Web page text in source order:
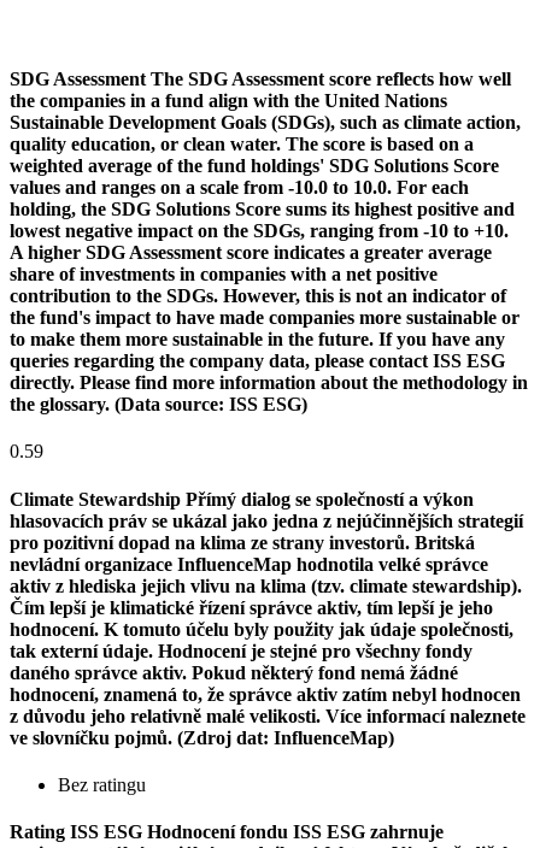
SDG Assessment The SDG Assessment score reflects how well
the companies in a fund align with the United Nations
Sustainable Development Goals (SDGs), such as climate action,
quality education, or clean water. The score is based on a
weighted average of the fund holdings' SDG Solutions Score
values and ranges on a scale from -10.0 to 10.0. For each
holding, the SDG Solutions Score sums its highest positive and
lowest negative impact on the SDGs, ranging from -10 to +10.
A higher SDG Assessment score indicates a greater average
share of investments in companies with a net positive
contribution to the SDGs. However, this is not an indicator of
the fund's impact to have made companies more sustainable or
to make them more sustainable in the future. If you have any
queries regarding the company data, please contact ISS ESG
directly. Please find more information about the methodology in
the glossary. (Data source: ISS ESG)
0.59
Climate Stewardship Přímý dialog se společností a výkon
hlasovacích práv se ukázal jako jedna z nejúčinnějších strategií
pro pozitivní dopad na klima ze strany investorů. Britská
nevládní organizace InfluenceMap hodnotila velké správce
aktiv z hlediska jejich vlivu na klima (tzv. climate stewardship).
Čím lepší je klimatické řízení správce aktiv, tím lepší je jeho
hodnocení. K tomuto účelu byly použity jak údaje společnosti,
tak externí údaje. Hodnocení je stejné pro všechny fondy
daného správce aktiv. Pokud některý fond nemá žádné
hodnocení, znamená to, že správce aktiv zatím nebyl hodnocen
z důvodu jeho relativně malé velikosti. Více informací naleznete
ve slovníčku pojmů. (Zdroj dat: InfluenceMap)
Bez ratingu
Rating ISS ESG Hodnocení fondu ISS ESG zahrnuje